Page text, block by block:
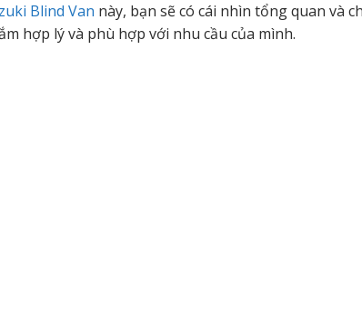
Blind Van này, bạn sẽ có cái nhìn tổng quan và
hợp lý và phù hợp với nhu cầu của mình.